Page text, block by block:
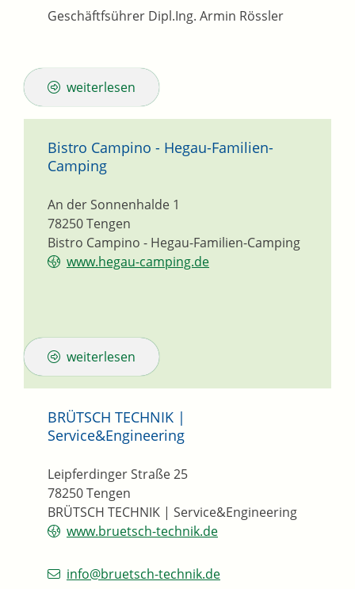
Geschäftfsührer Dipl.Ing. Armin Rössler
weiterlesen
Bistro Campino - Hegau-Familien-
Camping
Bistro Campino - Hegau-Familien-Camping
An der Sonnenhalde 1
78250Tengen
www.hegau-camping.de
weiterlesen
BRÜTSCH TECHNIK |
Service&Engineering
BRÜTSCH TECHNIK | Service&Engineering
Leipferdinger Straße 25
78250Tengen
www.bruetsch-technik.de
info@bruetsch-technik.de